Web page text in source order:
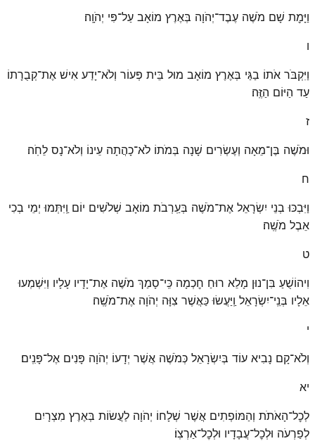
וַיָּמׇת שָׁם מֹשֶׁה עֶבֶד־יְהֹוָה בְּאֶרֶץ מוֹאָב עַל־פִּי יְהֹוָֽה׃
ו
וַיִּקְבֹּר אֹתוֹ בַגַּי בְּאֶרֶץ מוֹאָב מוּל בֵּית פְּעוֹר וְלֹא־יָדַע אִישׁ אֶת־קְבֻרָתוֹ
עַד הַיּוֹם הַזֶּֽה׃
ז
וּמֹשֶׁה בֶּן־מֵאָה וְעֶשְׂרִים שָׁנָה בְּמֹתוֹ לֹא־כָהֲתָה עֵינוֹ וְלֹא־נָס לֵחֹֽה׃
ח
וַיִּבְכּוּ בְנֵי יִשְׂרָאֵל אֶת־מֹשֶׁה בְּעַֽרְבֹת מוֹאָב שְׁלֹשִׁים יוֹם וַֽיִּתְּמוּ יְמֵי בְכִי
אֵבֶל מֹשֶֽׁה׃
ט
וִיהוֹשֻׁעַ בִּן־נוּן מָלֵא רוּחַ חׇכְמָה כִּֽי־סָמַךְ מֹשֶׁה אֶת־יָדָיו עָלָיו וַיִּשְׁמְעוּ
אֵלָיו בְּנֵֽי־יִשְׂרָאֵל וַֽיַּעֲשׂוּ כַּאֲשֶׁר צִוָּה יְהֹוָה אֶת־מֹשֶֽׁה׃
י
וְלֹא־קָם נָבִיא עוֹד בְּיִשְׂרָאֵל כְּמֹשֶׁה אֲשֶׁר יְדָעוֹ יְהֹוָה פָּנִים אֶל־פָּנִֽים׃
יא
לְכׇל־הָאֹתֹת וְהַמּוֹפְתִים אֲשֶׁר שְׁלָחוֹ יְהֹוָה לַעֲשׂוֹת בְּאֶרֶץ מִצְרָיִם
לְפַרְעֹה וּלְכׇל־עֲבָדָיו וּלְכׇל־אַרְצֽוֹ׃